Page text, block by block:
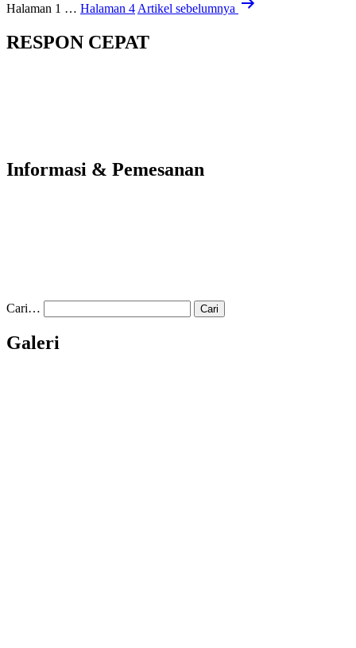
Halaman 1 … Halaman 4 Artikel sebelumnya
RESPON CEPAT
Informasi & Pemesanan
Cari…
Galeri